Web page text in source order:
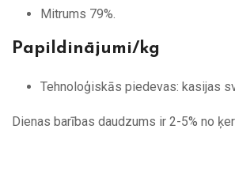
Mitrums 79%.
Papildinājumi/kg
Tehnoloģiskās piedevas: kasijas
Dienas barības daudzums ir 2-5% no